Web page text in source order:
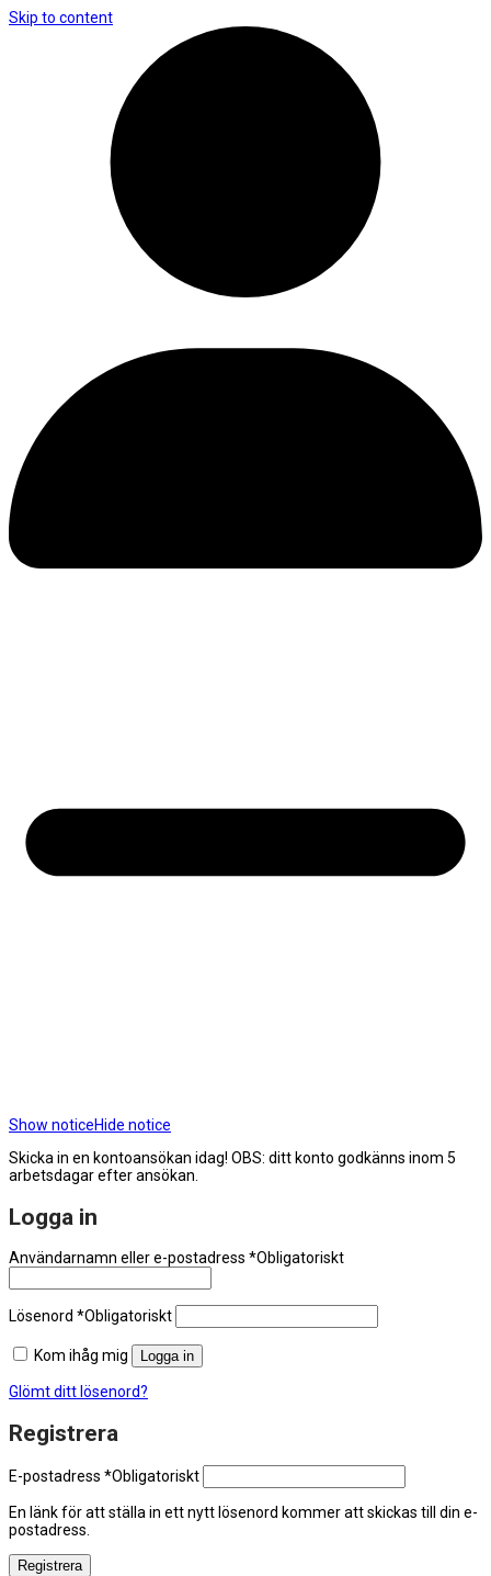
Skip to content
Show noticeHide notice
Skicka in en kontoansökan idag! OBS: ditt konto godkänns inom 5
arbetsdagar efter ansökan.
Logga in
Användarnamn eller e-postadress *Obligatoriskt
Lösenord *Obligatoriskt
Kom ihåg mig Logga in
Glömt ditt lösenord?
Registrera
E-postadress *Obligatoriskt
En länk för att ställa in ett nytt lösenord kommer att skickas till din e-
postadress.
Registrera